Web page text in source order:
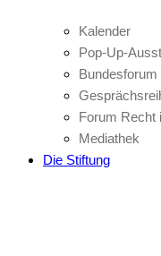
Kalender
Pop-Up-
Forum Recht
Mediathek
Die Stiftung